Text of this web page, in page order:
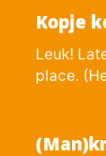
Kopje
Leuk!
place.